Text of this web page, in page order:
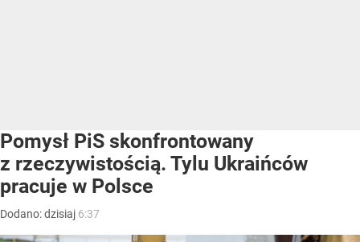
Pomysł PiS skonfrontowany
z rzeczywistością. Tylu Ukraińców
pracuje w Polsce
Dodano:dzisiaj 6:37